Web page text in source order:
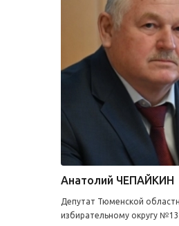
Анатолий ЧЕПАЙКИН
Депутат Тюменской
избирательному округу №13